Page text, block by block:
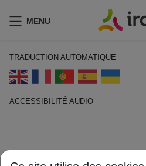
MENU
TRADUCTION AUTOMATIQUE
ACCESSIBILITÉ AUDIO
Contrat Collectif